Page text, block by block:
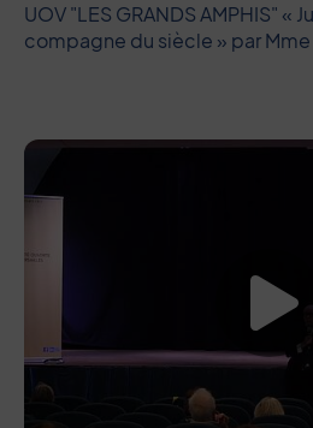
UOV "LES GRANDS AMPHIS" «
compagne du siècle » par